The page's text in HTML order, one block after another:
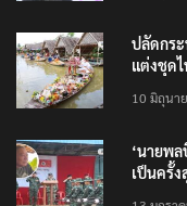
ปลัดกระ
แต่งชุด
10 มิถุนา
‘นายพ
เป็นครั้